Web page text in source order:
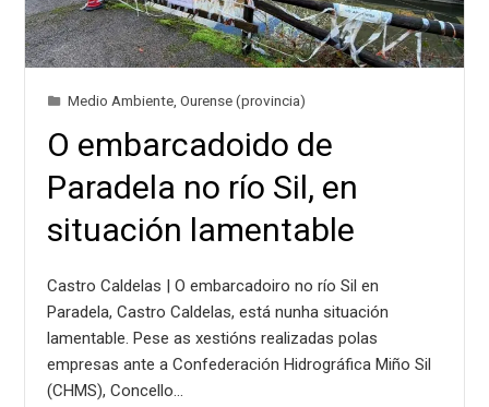
Medio Ambiente ,Ourense (provincia)
O embarcadoido de
Paradela no río Sil, en
situación lamentable
Castro Caldelas | O embarcadoiro no río Sil en
Paradela, Castro Caldelas, está nunha situación
lamentable. Pese as xestións realizadas polas
empresas ante a Confederación Hidrográfica Miño Sil
(CHMS), Concello…